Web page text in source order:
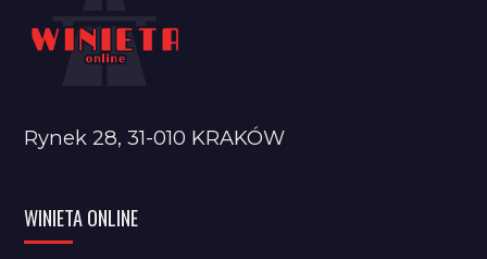
Rynek 28, 31-010 KRAKÓW
WINIETA ONLINE